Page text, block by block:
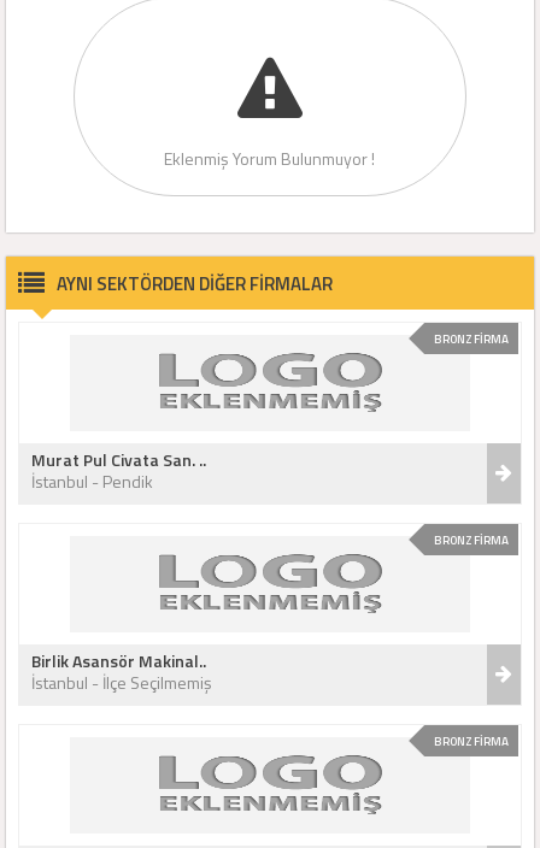
Eklenmiş Yorum Bulunmuyor !
AYNI SEKTÖRDEN DİĞER FİRMALAR
BRONZ FİRMA
Murat Pul Civata San. ..
İstanbul - Pendik
BRONZ FİRMA
Birlik Asansör Makinal..
İstanbul - İlçe Seçilmemiş
BRONZ FİRMA